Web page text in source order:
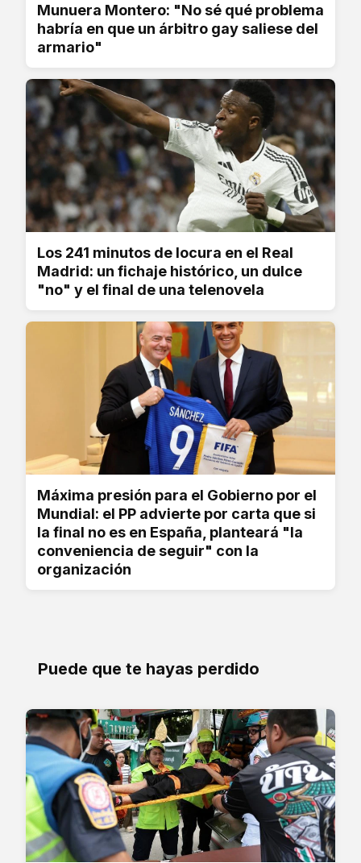
Munuera Montero: "No sé qué problema
habría en que un árbitro gay saliese del
armario"
Los 241 minutos de locura en el Real
Madrid: un fichaje histórico, un dulce
"no" y el final de una telenovela
Máxima presión para el Gobierno por el
Mundial: el PP advierte por carta que si
la final no es en España, planteará "la
conveniencia de seguir" con la
organización
Puede que te hayas perdido